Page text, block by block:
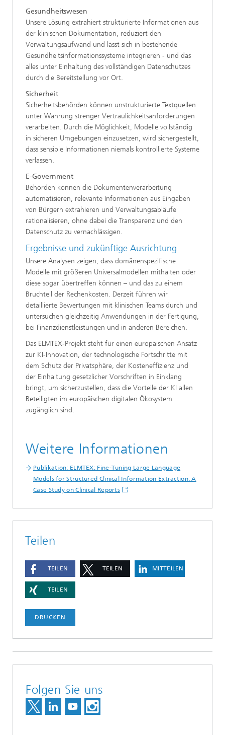
Gesundheitswesen
Unsere Lösung extrahiert strukturierte Informationen aus
der klinischen Dokumentation, reduziert den
Verwaltungsaufwand und lässt sich in bestehende
Gesundheitsinformationssysteme integrieren - und das
alles unter Einhaltung des vollständigen Datenschutzes
durch die Bereitstellung vor Ort.
Sicherheit
Sicherheitsbehörden können unstrukturierte Textquellen
unter Wahrung strenger Vertraulichkeitsanforderungen
verarbeiten. Durch die Möglichkeit, Modelle vollständig
in sicheren Umgebungen einzusetzen, wird sichergestellt,
dass sensible Informationen niemals kontrollierte Systeme
verlassen.
E-Government
Behörden können die Dokumentenverarbeitung
automatisieren, relevante Informationen aus Eingaben
von Bürgern extrahieren und Verwaltungsabläufe
rationalisieren, ohne dabei die Transparenz und den
Datenschutz zu vernachlässigen.
Ergebnisse und zukünftige Ausrichtung
Unsere Analysen zeigen, dass domänenspezifische
Modelle mit größeren Universalmodellen mithalten oder
diese sogar übertreffen können – und das zu einem
Bruchteil der Rechenkosten. Derzeit führen wir
detaillierte Bewertungen mit klinischen Teams durch und
untersuchen gleichzeitig Anwendungen in der Fertigung,
bei Finanzdienstleistungen und in anderen Bereichen.
Das ELMTEX-Projekt steht für einen europäischen Ansatz
zur KI-Innovation, der technologische Fortschritte mit
dem Schutz der Privatsphäre, der Kosteneffizienz und
der Einhaltung gesetzlicher Vorschriften in Einklang
bringt, um sicherzustellen, dass die Vorteile der KI allen
Beteiligten im europäischen digitalen Ökosystem
zugänglich sind.
Weitere Informationen
Publikation: ELMTEX: Fine-Tuning Large Language
Models for Structured Clinical Information Extraction. A
Case Study on Clinical Reports
Teilen
TEILEN TEILEN MITTEILEN
TEILEN
DRUCKEN
Folgen Sie uns